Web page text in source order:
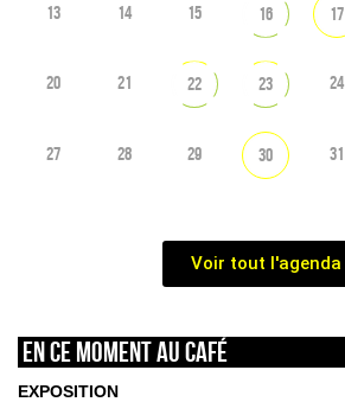
13 14 15 16 17
20 21 22 23 24
27 28 29 30 31
Voir tout l'agenda
En ce moment au café
EXPOSITION